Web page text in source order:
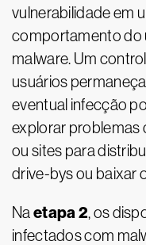
vulnerabilidade em
comportamento do
malware. Um
usuários
eventual infecção
explorar problemas
ou sites para
drive-bys ou baixar
Na etapa 2, os
infectados com